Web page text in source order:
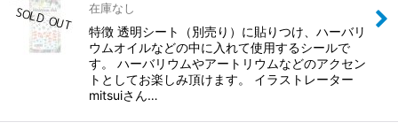
在庫なし
特徴 透明シート（別売り）に貼りつけ、ハーバリ
ウムオイルなどの中に入れて使用するシールで
す。 ハーバリウムやアートリウムなどのアクセン
トとしてお楽しみ頂けます。 イラストレーター
mitsuiさん…